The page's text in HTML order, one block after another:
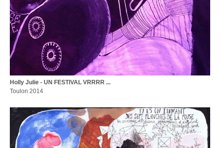
Holly Julie - UN FESTIVAL VRRRR ...
Toulon 2014